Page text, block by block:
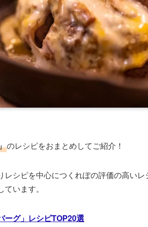
のレシピをおまとめしてご紹介！
レシピを中心につくれぽの評価の高い
います。
ーグ」レシピTOP20選